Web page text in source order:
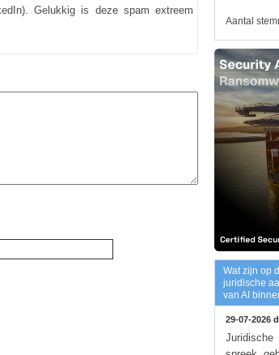
Gelukkig is deze spam extreem
Aantal
Wat zijn op
juridische
van AI
29-07-2026